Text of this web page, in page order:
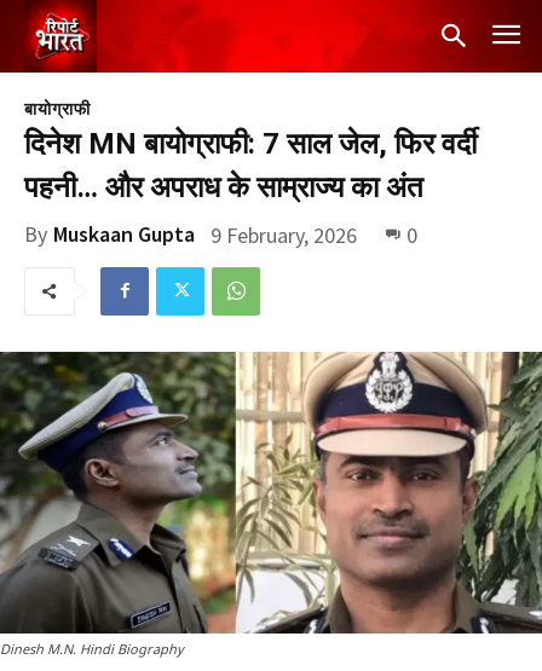
बायोग्राफी
दिनेश MN बायोग्राफी: 7 साल जेल, फिर वर्दी
पहनी… और अपराध के साम्राज्य का अंत
By Muskaan Gupta 9 February, 2026 0
Dinesh M.N. Hindi Biography